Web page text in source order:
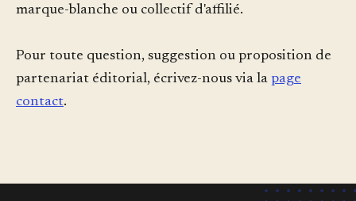
marque-blanche ou collectif d'affilié.
Pour toute question, suggestion ou proposition de
partenariat éditorial, écrivez-nous via la page
contact.